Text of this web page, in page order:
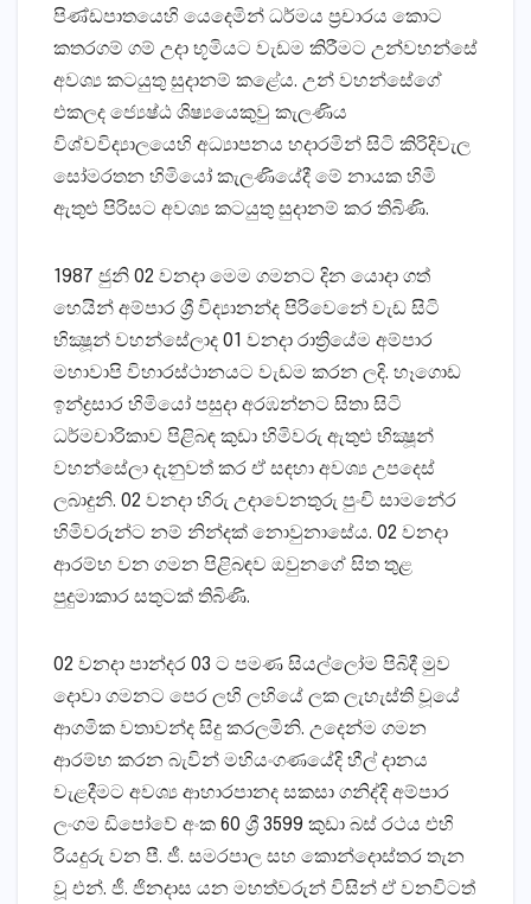
පිණ්‌ඩපාතයෙහි යෙදෙමින් ධර්මය ප්‍රචාරය කොට
කතරගම් ගම් උදා භූමියට වැඩම කිරීමට උන්වහන්සේ
අවශ්‍ය කටයුතු සුදානම් කළේය. උන් වහන්සේගේ
එකලද ජ්‍යෙෂ්ඨ ශිෂ්‍යයෙකුවු කැලණිය
විශ්වවිද්‍යාලයෙහි අධ්‍යාපනය හදාරමින් සිටි කිරිදිවැල
සෝමරතන හිමියෝ කැලණියේදී මේ නායක හිමි
ඇතුළු පිරිසට අවශ්‍ය කටයුතු සුදානම් කර තිබිණි.
1987 ජුනි 02 වනදා මෙම ගමනට දින යොදා ගත්
හෙයින් අම්පාර ශ්‍රී විද්‍යානන්ද පිරිවෙනේ වැඩ සිටි
භික්‍ෂූන් වහන්සේලාද 01 වනදා රාත්‍රියේම අම්පාර
මහාවාපි විහාරස්‌ථානයට වැඩම කරන ලදි. හෑගොඩ
ඉන්ද්‍රසාර හිමියෝ පසුදා අරඹන්නට සිතා සිටි
ධර්මචාරිකාව පිළිබඳ කුඩා හිමිවරු ඇතුළු භික්‍ෂූන්
වහන්සේලා දැනුවත් කර ඒ සඳහා අවශ්‍ය උපදෙස්‌
ලබාදුනි. 02 වනදා හිරු උදාවෙනතුරු පුංචි සාමනේර
හිමිවරුන්ට නම් නින්දක්‌ නොවුනාසේය. 02 වනදා
ආරම්භ වන ගමන පිළිබඳව ඔවුනගේ සිත තුළ
පුදුමාකාර සතුටක්‌ තිබිණි.
02 වනදා පාන්දර 03 ට පමණ සියල්ලෝම පිබිදී මුව
දොවා ගමනට පෙර ලහි ලහියේ ලක ලැහැස්‌ති වූයේ
ආගමික වතාවන්ද සිදු කරලමිනි. උදෙන්ම ගමන
ආරම්භ කරන බැවින් මහියංගණයේදි හීල් දානය
වැළදීමට අවශ්‍ය ආහාරපානද සකසා ගනිද්දි අම්පාර
ලංගම ඩිපෝවේ අංක 60 ශ්‍රී 3599 කුඩා බස්‌ රථය එහි
රියදුරු වන පී. ජී. සමරපාල සහ කොන්දොස්‌තර තැන
වූ එන්. ජී. ජිනදාස යන මහත්වරුන් විසින් ඒ වනවිටත්